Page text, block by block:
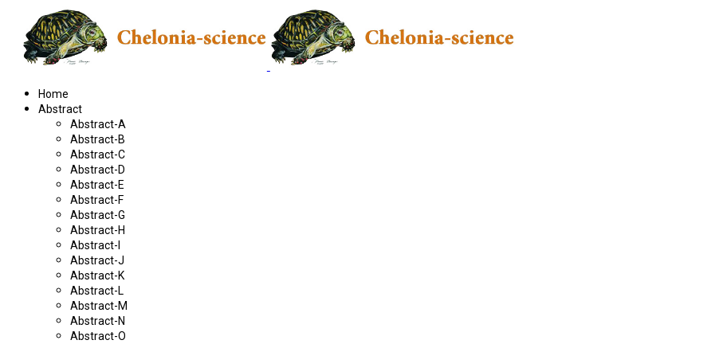
Home
Abstract
Abstract-A
Abstract-B
Abstract-C
Abstract-D
Abstract-E
Abstract-F
Abstract-G
Abstract-H
Abstract-I
Abstract-J
Abstract-K
Abstract-L
Abstract-M
Abstract-N
Abstract-O